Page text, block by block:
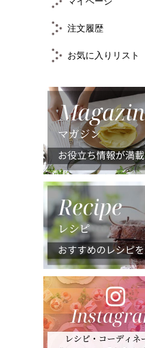
注文履歴
お気に入りリスト